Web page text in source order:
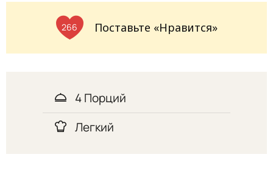
266 Поставьте «Нравится»
4 Порций
Легкий